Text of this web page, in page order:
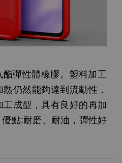
彈性體橡膠。塑料加工
仍然能夠達到流動性，
成型，具有良好的再加
點:耐磨、耐油，彈性好